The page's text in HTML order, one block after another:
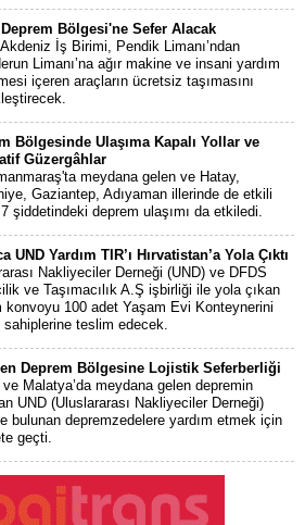
Deprem Bölgesi'ne Sefer Alacak
İş Birimi, Pendik Limanı’ndan
Limanı’na ağır makine ve insani yardım
içeren araçların ücretsiz taşımasını
Bölgesinde Ulaşıma Kapalı Yollar ve
Güzergâhlar
meydana gelen ve Hatay,
Gaziantep, Adıyaman illerinde de etkili
şiddetindeki deprem ulaşımı da etkiledi.
UND Yardım TIR’ı Hırvatistan’a Yola Çıktı
Nakliyeciler Derneği (UND) ve DFDS
ve Taşımacılık A.Ş işbirliği ile yola çıkan
konvoyu 100 adet Yaşam Evi Konteynerini
teslim edecek.
Deprem Bölgesine Lojistik Seferberliği
ve Malatya’da meydana gelen depremin
UND (Uluslararası Nakliyeciler Derneği)
bulunan depremzedelere yardım etmek için
geçti.